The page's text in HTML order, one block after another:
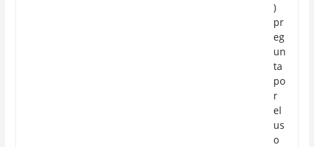
)
pr
eg
un
ta
po
r
el
us
o